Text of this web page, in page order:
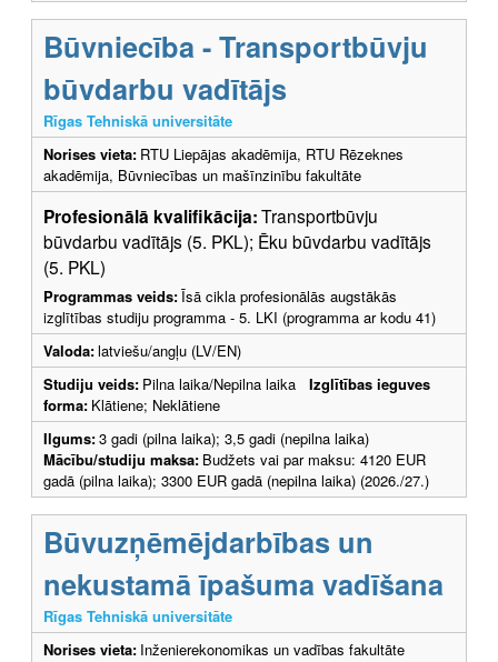
Būvniecība - Transportbūvju
būvdarbu vadītājs
Rīgas Tehniskā universitāte
Norises vieta: RTU Liepājas akadēmija, RTU Rēzeknes
akadēmija, Būvniecības un mašīnzinību fakultāte
Profesionālā kvalifikācija:Transportbūvju
būvdarbu vadītājs (5. PKL); Ēku būvdarbu vadītājs
(5. PKL)
Programmas veids:Īsā cikla profesionālās augstākās
izglītības studiju programma - 5. LKI (programma ar kodu 41)
Valoda:latviešu/angļu (LV/EN)
Studiju veids: Pilna laika/Nepilna laika Izglītības ieguves
forma: Klātiene; Neklātiene
Ilgums:3 gadi (pilna laika); 3,5 gadi (nepilna laika)
Mācību/studiju maksa: Budžets vai par maksu: 4120 EUR
gadā (pilna laika); 3300 EUR gadā (nepilna laika) (2026./27.)
Būvuzņēmējdarbības un
nekustamā īpašuma vadīšana
Rīgas Tehniskā universitāte
Norises vieta: Inženierekonomikas un vadības fakultāte